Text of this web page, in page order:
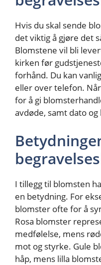
Hvis du skal sende
det viktig å gjøre det
Blomstene vil bli
kirken før
forhånd. Du kan
eller over telefon.
for å gi
avdøde, samt dato
I tillegg til blomsten
en betydning. For
blomster ofte for å
Rosa blomster
medfølelse, mens
mot og styrke. Gule
håp, mens lilla